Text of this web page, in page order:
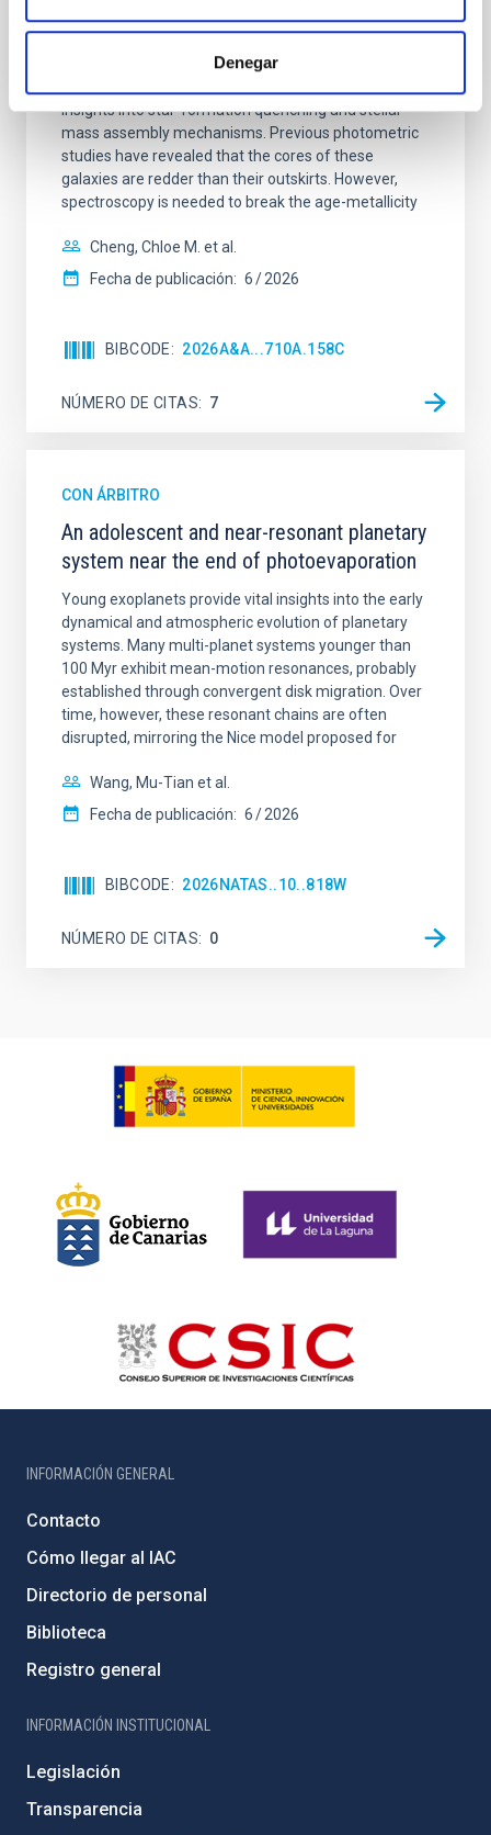
Denegar
SUSPENSE
Spatially resolved stellar populations of massive
insights into star-formation quenching and stellar
mass assembly mechanisms. Previous photometric
studies have revealed that the cores of these
galaxies are redder than their outskirts. However,
spectroscopy is needed to break the age-metallicity
Cheng, Chloe M. et al.
Fecha de publicación: 6 2026
BIBCODE 2026A&A...710A.158C
NÚMERO DE CITAS 7
CON ÁRBITRO
An adolescent and near-resonant planetary
system near the end of photoevaporation
Young exoplanets provide vital insights into the early
dynamical and atmospheric evolution of planetary
systems. Many multi-planet systems younger than
100 Myr exhibit mean-motion resonances, probably
established through convergent disk migration. Over
time, however, these resonant chains are often
disrupted, mirroring the Nice model proposed for
Wang, Mu-Tian et al.
Fecha de publicación: 6 2026
BIBCODE 2026NATAS..10..818W
NÚMERO DE CITAS 0
INFORMACIÓN GENERAL
Contacto
Cómo llegar al IAC
Directorio de personal
Biblioteca
Registro general
INFORMACIÓN INSTITUCIONAL
Legislación
Transparencia